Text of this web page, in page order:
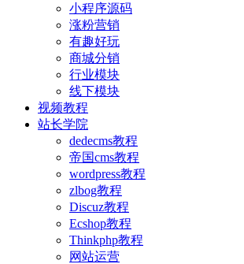
小程序源码
涨粉营销
有趣好玩
商城分销
行业模块
线下模块
视频教程
站长学院
dedecms教程
帝国cms教程
wordpress教程
zlbog教程
Discuz教程
Ecshop教程
Thinkphp教程
网站运营